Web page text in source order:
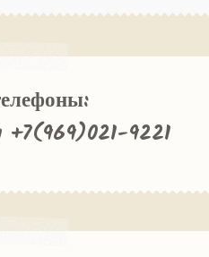
+7(969)021-9221